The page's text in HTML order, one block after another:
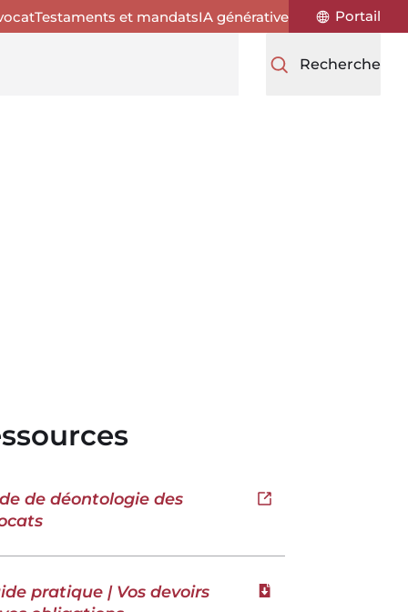
Testaments et mandatsIA générative Portail
Recherche
de déontologie des
Ouvrir dans un
pratique | Vos devoirs
Télécharger le